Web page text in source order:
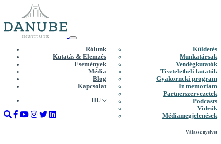
Rólunk
Küldetés
Munkatársak
Vendégkutatók
Tiszteletbeli kutatók
Gyakornoki program
In memoriam
Partnerszervezetek
Kutatás & Elemzés
Események
Média
Podcasts
Videók
Médiamegjelenések
Blog
Kapcsolat
HU
Válassz nyelvet